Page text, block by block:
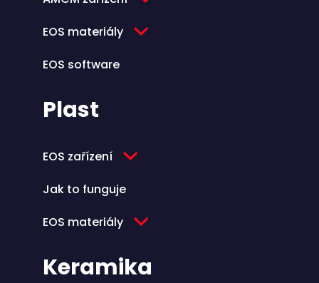
EOS materiály
EOS software
Plast
EOS zařízení
Jak to funguje
EOS materiály
Keramika